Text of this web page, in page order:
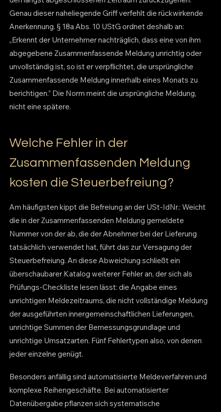
Genau dieser naheliegende Griff verfehlt die rückwirkende
Anerkennung. § 18a Abs. 10 UStG ordnet deshalb an:
„Erkennt der Unternehmer nachträglich, dass eine von ihm
abgegebene Zusammenfassende Meldung unrichtig oder
unvollständig ist, so ist er verpflichtet, die ursprüngliche
Zusammenfassende Meldung innerhalb eines Monats zu
berichtigen.” Die Norm meint die ursprüngliche Meldung,
nicht eine spätere.
Welche Fehler in der
Zusammenfassenden Meldung
kosten die Steuerbefreiung?
Am häufigsten kippt die Befreiung an der USt-IdNr.: Weicht
die in der Zusammenfassenden Meldung gemeldete
Nummer von der ab, die der Abnehmer bei der Lieferung
tatsächlich verwendet hat, führt das zur Versagung der
Steuerbefreiung. An diese Abweichung schließt ein
überschaubarer Katalog weiterer Fehler an, der sich als
Prüfungs-Checkliste lesen lässt: die Angabe eines
unrichtigen Meldezeitraums, die nicht vollständige Meldung
der ausgeführten innergemeinschaftlichen Lieferungen,
unrichtige Summen der Bemessungsgrundlage und
unrichtige Umsatzarten. Fünf Fehlertypen also, von denen
jeder einzelne genügt.
Besonders anfällig sind automatisierte Meldeverfahren und
komplexe Reihengeschäfte. Bei automatisierter
Datenübergabe pflanzen sich systematische